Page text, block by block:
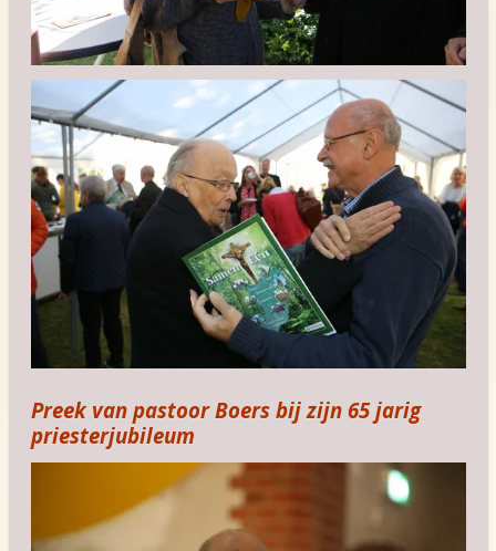
Preek van pastoor Boers bij zijn 65 jarig
priesterjubileum